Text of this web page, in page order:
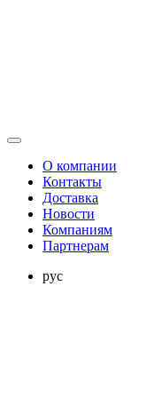
О компании
Контакты
Доставка
Новости
Компаниям
Партнерам
рус